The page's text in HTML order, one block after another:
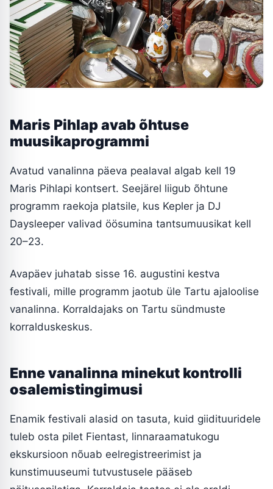
Maris Pihlap avab õhtuse
muusikaprogrammi
Avatud vanalinna päeva pealaval algab kell 19
Maris Pihlapi kontsert. Seejärel liigub õhtune
programm raekoja platsile, kus Kepler ja DJ
Daysleeper valivad öösumina tantsumuusikat kell
20–23.
Avapäev juhatab sisse 16. augustini kestva
festivali, mille programm jaotub üle Tartu ajaloolise
vanalinna. Korraldajaks on Tartu sündmuste
korralduskeskus.
Enne vanalinna minekut kontrolli
osalemistingimusi
Enamik festivali alasid on tasuta, kuid giidituuridele
tuleb osta pilet Fientast, linnaraamatukogu
ekskursioon nõuab eelregistreerimist ja
kunstimuuseumi tutvustusele pääseb